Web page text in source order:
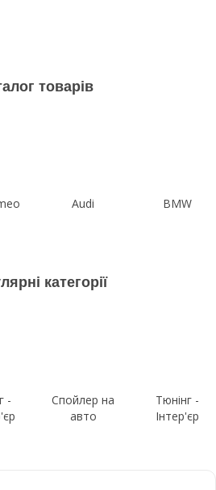
товарів
Audi BMW
категорії
-
Спойлер на
авто
Тюнінг -
Інтер'єр